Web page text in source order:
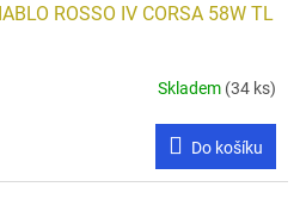
ROSSO IV CORSA 58W TL
Skladem (34 ks)
Do košíku